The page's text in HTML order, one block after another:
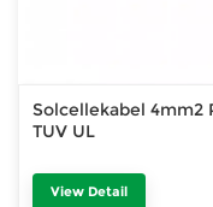
Solcellekabel 4mm2
TUV UL
View Detail